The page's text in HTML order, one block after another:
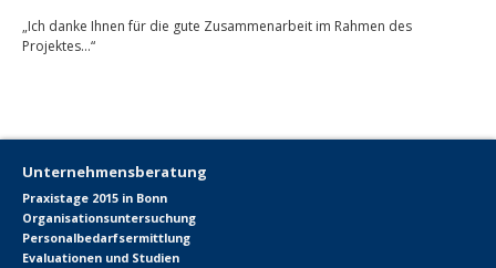
„Ich danke Ihnen für die gute Zusammenarbeit im Rahmen des
Projektes…“
Unternehmensberatung
Praxistage 2015 in Bonn
Organisationsuntersuchung
Personalbedarfsermittlung
Evaluationen und Studien